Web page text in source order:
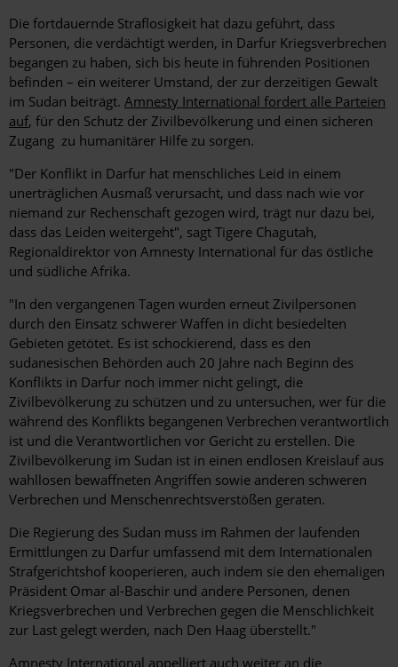
Die fortdauernde Straflosigkeit hat dazu geführt, dass
Personen, die verdächtigt werden, in Darfur Kriegsverbrechen
begangen zu haben, sich bis heute in führenden Positionen
befinden – ein weiterer Umstand, der zur derzeitigen Gewalt
im Sudan beiträgt. Amnesty International fordert alle Parteien
auf, für den Schutz der Zivilbevölkerung und einen sicheren
Zugang zu humanitärer Hilfe zu sorgen.
"Der Konflikt in Darfur hat menschliches Leid in einem
unerträglichen Ausmaß verursacht, und dass nach wie vor
niemand zur Rechenschaft gezogen wird, trägt nur dazu bei,
dass das Leiden weitergeht", sagt Tigere Chagutah,
Regionaldirektor von Amnesty International für das östliche
und südliche Afrika.
"In den vergangenen Tagen wurden erneut Zivilpersonen
durch den Einsatz schwerer Waffen in dicht besiedelten
Gebieten getötet. Es ist schockierend, dass es den
sudanesischen Behörden auch 20 Jahre nach Beginn des
Konflikts in Darfur noch immer nicht gelingt, die
Zivilbevölkerung zu schützen und zu untersuchen, wer für die
während des Konflikts begangenen Verbrechen verantwortlich
ist und die Verantwortlichen vor Gericht zu erstellen. Die
Zivilbevölkerung im Sudan ist in einen endlosen Kreislauf aus
wahllosen bewaffneten Angriffen sowie anderen schweren
Verbrechen und Menschenrechtsverstößen geraten.
Die Regierung des Sudan muss im Rahmen der laufenden
Ermittlungen zu Darfur umfassend mit dem Internationalen
Strafgerichtshof kooperieren, auch indem sie den ehemaligen
Präsident Omar al-Baschir und andere Personen, denen
Kriegsverbrechen und Verbrechen gegen die Menschlichkeit
zur Last gelegt werden, nach Den Haag überstellt."
Amnesty International appelliert auch weiter an die